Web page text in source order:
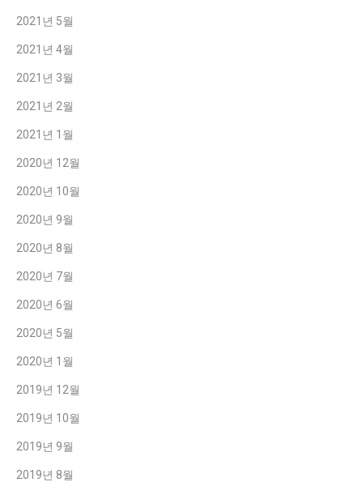
2021년 5월
2021년 4월
2021년 3월
2021년 2월
2021년 1월
2020년 12월
2020년 10월
2020년 9월
2020년 8월
2020년 7월
2020년 6월
2020년 5월
2020년 1월
2019년 12월
2019년 10월
2019년 9월
2019년 8월